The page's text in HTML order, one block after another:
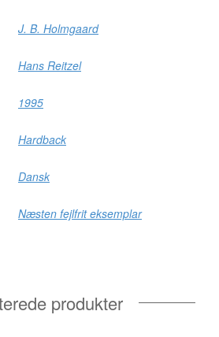
J. B. Holmgaard
Hans Reitzel
1995
Hardback
Dansk
Næsten fejlfrit eksemplar
produkter